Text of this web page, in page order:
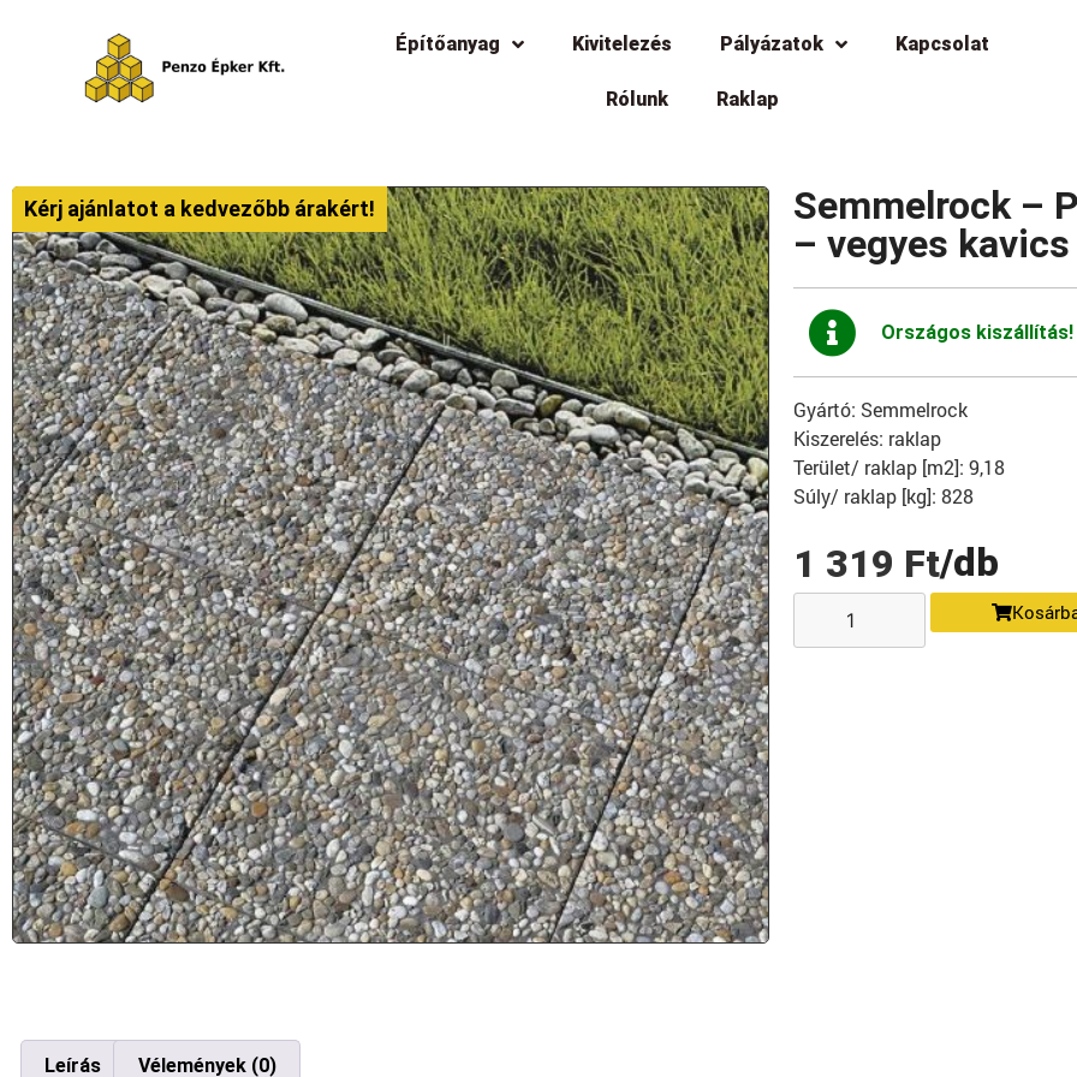
Építőanyag Kivitelezés Pályázatok Kapcsolat
Rólunk Raklap
Kérj ajánlatot a kedvezőbb árakért!
Semmelrock –
– vegyes
Országos kiszállítás!
Gyártó: Semmelrock
Kiszerelés: raklap
Terület/ raklap [m2]: 9,18
Súly/ raklap [kg]: 828
1 319 Ft/db
Leírás Vélemények (0)